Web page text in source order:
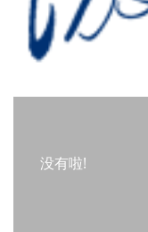
没有啦!